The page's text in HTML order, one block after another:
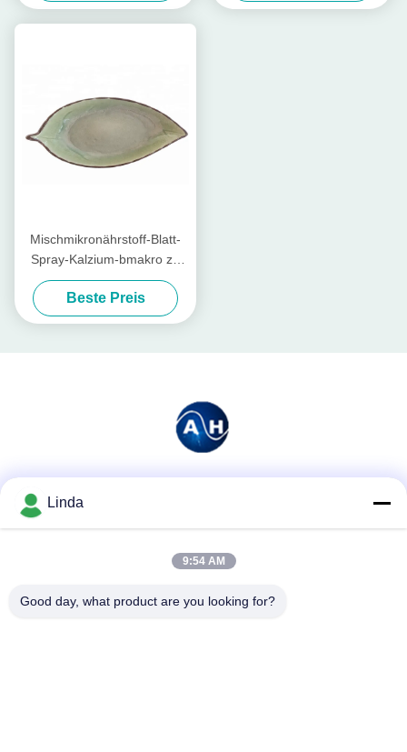
Mischmikronährstoff-Blatt-
Spray-Kalzium-bmakro zu
den Wasserkulturlandwirten
Beste Preis
Linda
9:54 AM
Good day, what product are you looking for?